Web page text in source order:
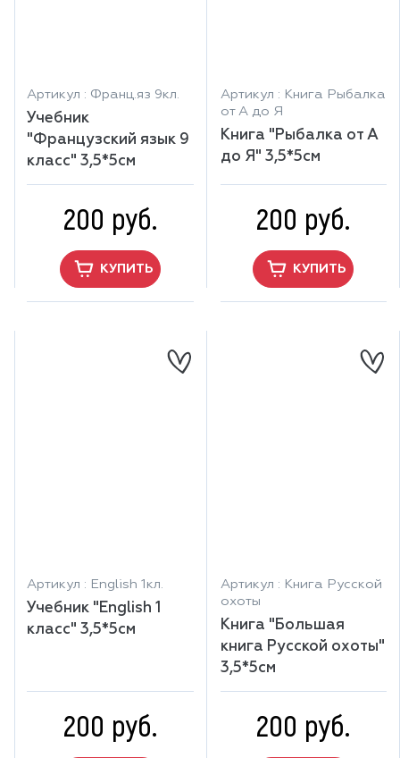
Артикул : Франц.яз 9кл.
Учебник
"Французский язык 9
класс" 3,5*5см
200 руб.
КУПИТЬ
Артикул : Книга Рыбалка
от А до Я
Книга "Рыбалка от А
до Я" 3,5*5см
200 руб.
КУПИТЬ
Артикул : English 1кл.
Учебник "English 1
класс" 3,5*5см
200 руб.
Артикул : Книга Русской
охоты
Книга "Большая
книга Русской охоты"
3,5*5см
200 руб.